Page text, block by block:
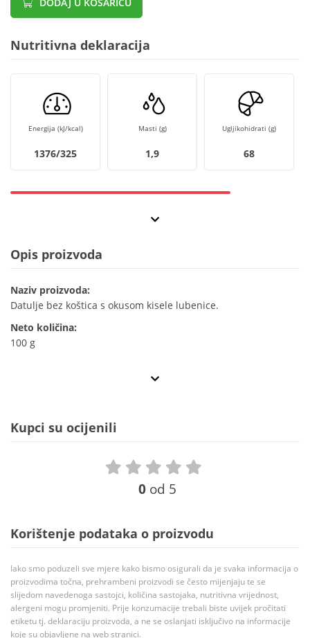
DODAJ U KOŠARICU
Nutritivna deklaracija
Energija (kJ/kcal)
1376/325
Masti (g)
1,9
Ugljikohidrati (g)
68
Opis proizvoda
Naziv proizvoda:
Datulje bez koštica s okusom kisele lubenice.
Neto količina:
100 g
Kupci su ocijenili
0 od 5
Korištenje podataka o proizvodu
Iako smo poduzeli sve mjere kako bismo osigurali da je svaka informacija o
proizvodima točna, prehrambeni proizvodi se često mijenjaju te se
slijedom navedenoga sastojci, količina sastojaka, nutritivna vrijednost,
alergeni mogu promjeniti. Prije konzumacije trebali biste uvijek pročitati
etiketu tj. deklaraciju proizvoda, a ne se oslanjati isključivo na informacije
koje su objavljene na web stranici.